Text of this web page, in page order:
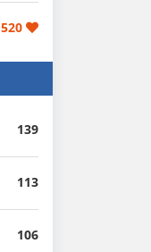
520
139
113
106